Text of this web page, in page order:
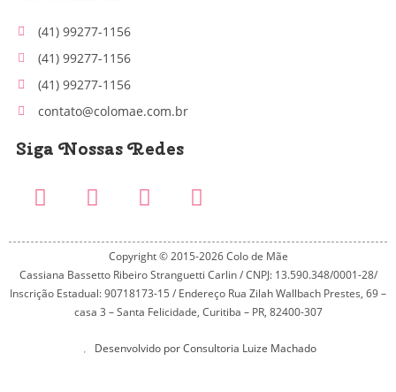
(41) 99277-1156
(41) 99277-1156
(41) 99277-1156
contato@colomae.com.br
Siga Nossas Redes
Copyright © 2015-2026 Colo de Mãe
Cassiana Bassetto Ribeiro Stranguetti Carlin / CNPJ: 13.590.348/0001-28/
Inscrição Estadual: 90718173-15 / Endereço Rua Zilah Wallbach Prestes, 69 –
casa 3 – Santa Felicidade, Curitiba – PR, 82400-307
Desenvolvido por Consultoria Luize Machado